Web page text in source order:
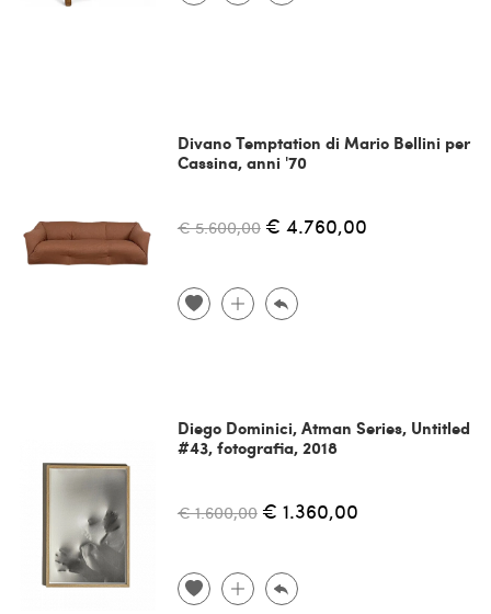
Divano Temptation di Mario Bellini per
Cassina, anni '70
€ 5.600,00 € 4.760,00
Diego Dominici, Atman Series, Untitled
#43, fotografia, 2018
€ 1.600,00 € 1.360,00